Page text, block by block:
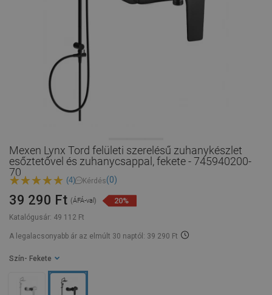
Mexen Lynx Tord felületi szerelésű zuhanykészlet
esőztetővel és zuhanycsappal, fekete - 745940200-
70
(4) Kérdés(0)
Katalógusár: 49 112 Ft
39 290 Ft (ÁFÁ-val) 20%
A legalacsonyabb ár az elmúlt 30 naptól: 39 290 Ft
Szín - Fekete